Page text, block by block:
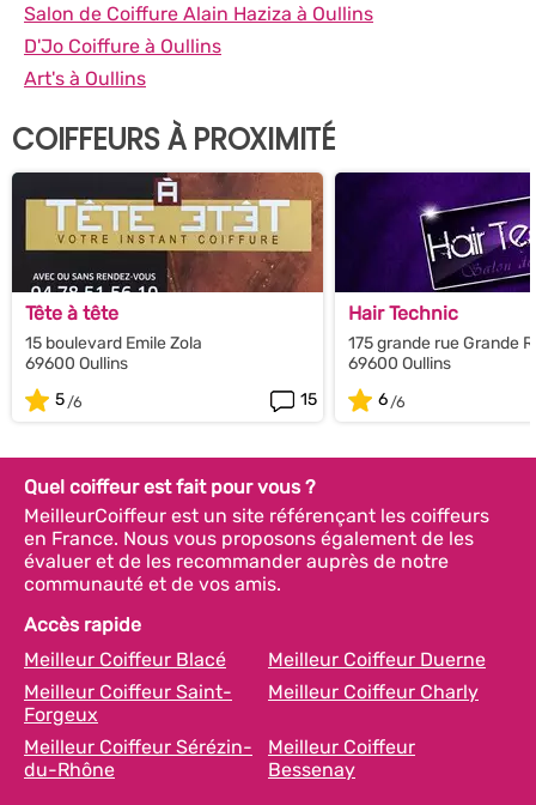
Salon de Coiffure Alain Haziza à Oullins
D'Jo Coiffure à Oullins
Art's à Oullins
COIFFEURS À PROXIMITÉ
Tête à tête
15 boulevard Emile Zola
69600 Oullins
5
15
Hair Technic
175 grande rue Grande
69600 Oullins
6
Quel coiffeur est fait pour vous ?
MeilleurCoiffeur est un site référençant les coiffeurs
en France. Nous vous proposons également de les
évaluer et de les recommander auprès de notre
communauté et de vos amis.
Accès rapide
Meilleur Coiffeur Blacé
Meilleur Coiffeur Duerne
Meilleur Coiffeur Saint-
Forgeux
Meilleur Coiffeur Charly
Meilleur Coiffeur Sérézin-
du-Rhône
Meilleur Coiffeur
Bessenay